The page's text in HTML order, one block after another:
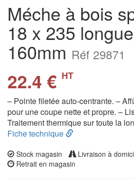
Méche à bois
18 x 235
160mm Réf 29871
22.4 € HT
– Pointe filetée auto-centrante. –
pour une coupe nette et propre. –
Traitement thermique sur toute la
Fiche technique
Stock magasin
Livraison à
Retrait en magasin